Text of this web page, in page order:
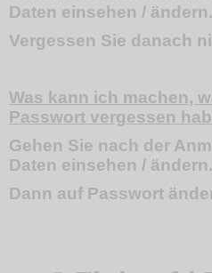
Daten einsehen / ändern.
Vergessen Sie danach
Was kann ich machen,
Passwort vergessen
Gehen Sie nach der
Daten einsehen / ändern.
Dann auf Passwort